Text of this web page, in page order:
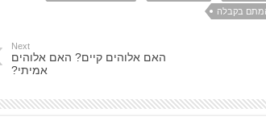
בקבלה
Next
האם אלוהים קיים? האם אלוהים
אמיתי?